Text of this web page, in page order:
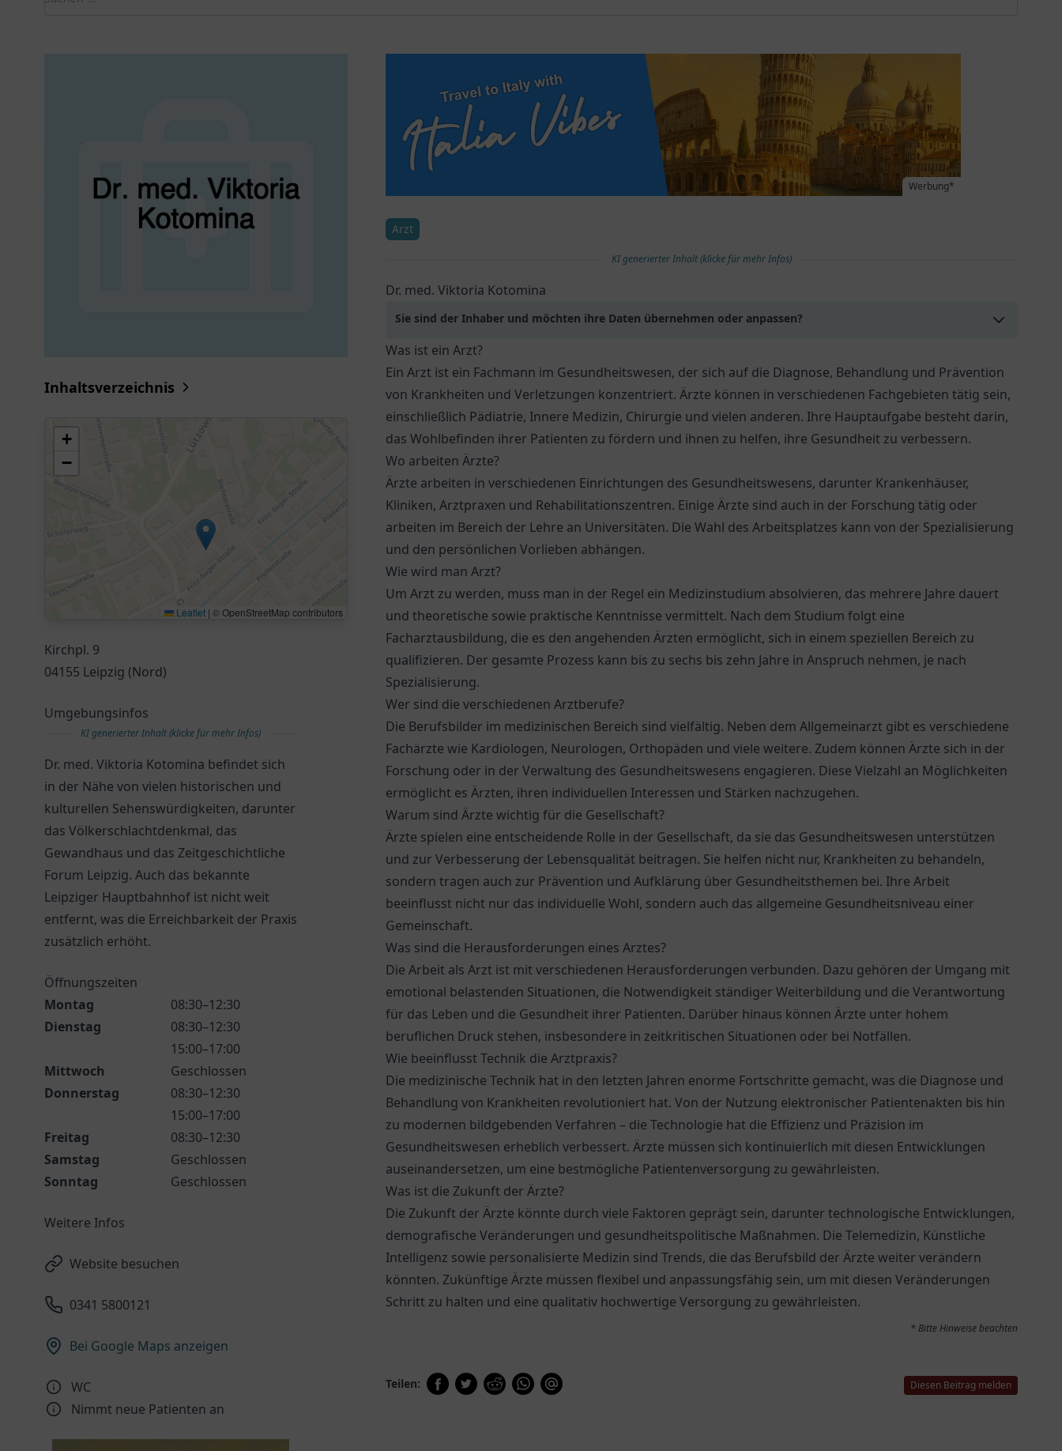
Inhaltsverzeichnis
+
−
Leaflet | © OpenStreetMap contributors
Kirchpl. 9
04155 Leipzig (Nord)
Umgebungsinfos
KI generierter Inhalt (klicke für mehr Infos)
Dr. med. Viktoria Kotomina befindet sich
in der Nähe von vielen historischen und
kulturellen Sehenswürdigkeiten, darunter
das Völkerschlachtdenkmal, das
Gewandhaus und das Zeitgeschichtliche
Forum Leipzig. Auch das bekannte
Leipziger Hauptbahnhof ist nicht weit
entfernt, was die Erreichbarkeit der Praxis
zusätzlich erhöht.
Öffnungszeiten
Montag
08:30–12:30
Dienstag
08:30–12:30
15:00–17:00
Mittwoch
Geschlossen
Donnerstag
08:30–12:30
15:00–17:00
Freitag
08:30–12:30
Samstag
Geschlossen
Sonntag
Geschlossen
Weitere Infos
Website besuchen
0341 5800121
Bei Google Maps anzeigen
WC
Nimmt neue Patienten an
Werbung*
Arzt
KI generierter Inhalt (klicke für mehr Infos)
Dr. med. Viktoria Kotomina
Sie sind der Inhaber und möchten ihre Daten übernehmen oder anpassen?
Was ist ein Arzt?
Ein Arzt ist ein Fachmann im Gesundheitswesen, der sich auf die Diagnose, Behandlung und Prävention
von Krankheiten und Verletzungen konzentriert. Ärzte können in verschiedenen Fachgebieten tätig sein,
einschließlich Pädiatrie, Innere Medizin, Chirurgie und vielen anderen. Ihre Hauptaufgabe besteht darin,
das Wohlbefinden ihrer Patienten zu fördern und ihnen zu helfen, ihre Gesundheit zu verbessern.
Wo arbeiten Ärzte?
Ärzte arbeiten in verschiedenen Einrichtungen des Gesundheitswesens, darunter Krankenhäuser,
Kliniken, Arztpraxen und Rehabilitationszentren. Einige Ärzte sind auch in der Forschung tätig oder
arbeiten im Bereich der Lehre an Universitäten. Die Wahl des Arbeitsplatzes kann von der Spezialisierung
und den persönlichen Vorlieben abhängen.
Wie wird man Arzt?
Um Arzt zu werden, muss man in der Regel ein Medizinstudium absolvieren, das mehrere Jahre dauert
und theoretische sowie praktische Kenntnisse vermittelt. Nach dem Studium folgt eine
Facharztausbildung, die es den angehenden Ärzten ermöglicht, sich in einem speziellen Bereich zu
qualifizieren. Der gesamte Prozess kann bis zu sechs bis zehn Jahre in Anspruch nehmen, je nach
Spezialisierung.
Wer sind die verschiedenen Arztberufe?
Die Berufsbilder im medizinischen Bereich sind vielfältig. Neben dem Allgemeinarzt gibt es verschiedene
Fachärzte wie Kardiologen, Neurologen, Orthopäden und viele weitere. Zudem können Ärzte sich in der
Forschung oder in der Verwaltung des Gesundheitswesens engagieren. Diese Vielzahl an Möglichkeiten
ermöglicht es Ärzten, ihren individuellen Interessen und Stärken nachzugehen.
Warum sind Ärzte wichtig für die Gesellschaft?
Ärzte spielen eine entscheidende Rolle in der Gesellschaft, da sie das Gesundheitswesen unterstützen
und zur Verbesserung der Lebensqualität beitragen. Sie helfen nicht nur, Krankheiten zu behandeln,
sondern tragen auch zur Prävention und Aufklärung über Gesundheitsthemen bei. Ihre Arbeit
beeinflusst nicht nur das individuelle Wohl, sondern auch das allgemeine Gesundheitsniveau einer
Gemeinschaft.
Was sind die Herausforderungen eines Arztes?
Die Arbeit als Arzt ist mit verschiedenen Herausforderungen verbunden. Dazu gehören der Umgang mit
emotional belastenden Situationen, die Notwendigkeit ständiger Weiterbildung und die Verantwortung
für das Leben und die Gesundheit ihrer Patienten. Darüber hinaus können Ärzte unter hohem
beruflichen Druck stehen, insbesondere in zeitkritischen Situationen oder bei Notfällen.
Wie beeinflusst Technik die Arztpraxis?
Die medizinische Technik hat in den letzten Jahren enorme Fortschritte gemacht, was die Diagnose und
Behandlung von Krankheiten revolutioniert hat. Von der Nutzung elektronischer Patientenakten bis hin
zu modernen bildgebenden Verfahren – die Technologie hat die Effizienz und Präzision im
Gesundheitswesen erheblich verbessert. Ärzte müssen sich kontinuierlich mit diesen Entwicklungen
auseinandersetzen, um eine bestmögliche Patientenversorgung zu gewährleisten.
Was ist die Zukunft der Ärzte?
Die Zukunft der Ärzte könnte durch viele Faktoren geprägt sein, darunter technologische Entwicklungen,
demografische Veränderungen und gesundheitspolitische Maßnahmen. Die Telemedizin, Künstliche
Intelligenz sowie personalisierte Medizin sind Trends, die das Berufsbild der Ärzte weiter verändern
könnten. Zukünftige Ärzte müssen flexibel und anpassungsfähig sein, um mit diesen Veränderungen
Schritt zu halten und eine qualitativ hochwertige Versorgung zu gewährleisten.
* Bitte Hinweise beachten
Teilen: Diesen Beitrag melden